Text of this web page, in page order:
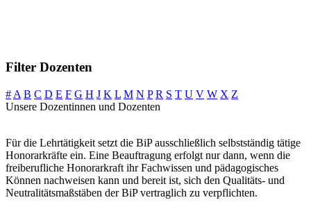
Filter Dozenten
# A B C D E F G H J K L M N P R S T U V W X Z
Unsere Dozentinnen und Dozenten
Für die Lehrtätigkeit setzt die BiP ausschließlich selbstständig tätige
Honorarkräfte ein. Eine Beauftragung erfolgt nur dann, wenn die
freiberufliche Honorarkraft ihr Fachwissen und pädagogisches
Können nachweisen kann und bereit ist, sich den Qualitäts- und
Neutralitätsmaßstäben der BiP vertraglich zu verpflichten.